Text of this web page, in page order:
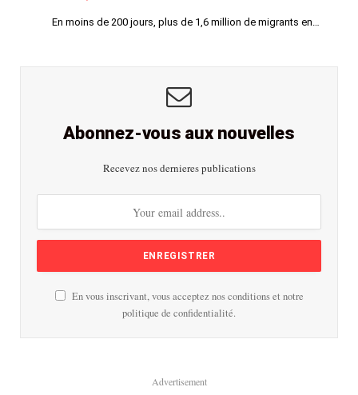
En moins de 200 jours, plus de 1,6 million de migrants en…
Abonnez-vous aux nouvelles
Recevez nos dernieres publications
En vous inscrivant, vous acceptez nos conditions et notre
politique de confidentialité.
Advertisement